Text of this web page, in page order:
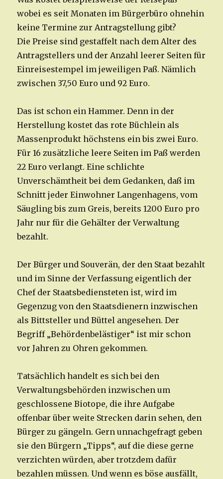
wobei es seit Monaten im Bürgerbüro ohnehin
keine Termine zur Antragstellung gibt?
Die Preise sind gestaffelt nach dem Alter des
Antragstellers und der Anzahl leerer Seiten für
Einreisestempel im jeweiligen Paß. Nämlich
zwischen 37,50 Euro und 92 Euro.
Das ist schon ein Hammer. Denn in der
Herstellung kostet das rote Büchlein als
Massenprodukt höchstens ein bis zwei Euro.
Für 16 zusätzliche leere Seiten im Paß werden
22 Euro verlangt. Eine schlichte
Unverschämtheit bei dem Gedanken, daß im
Schnitt jeder Einwohner Langenhagens, vom
Säugling bis zum Greis, bereits 1200 Euro pro
Jahr nur für die Gehälter der Verwaltung
bezahlt.
Der Bürger und Souverän, der den Staat bezahlt
und im Sinne der Verfassung eigentlich der
Chef der Staatsbediensteten ist, wird im
Gegenzug von den Staatsdienern inzwischen
als Bittsteller und Büttel angesehen. Der
Begriff „Behördenbelästiger“ ist mir schon
vor Jahren zu Ohren gekommen.
Tatsächlich handelt es sich bei den
Verwaltungsbehörden inzwischen um
geschlossene Biotope, die ihre Aufgabe
offenbar über weite Strecken darin sehen, den
Bürger zu gängeln. Gern unnachgefragt geben
sie den Bürgern „Tipps“, auf die diese gerne
verzichten würden, aber trotzdem dafür
bezahlen müssen. Und wenn es böse ausfällt,